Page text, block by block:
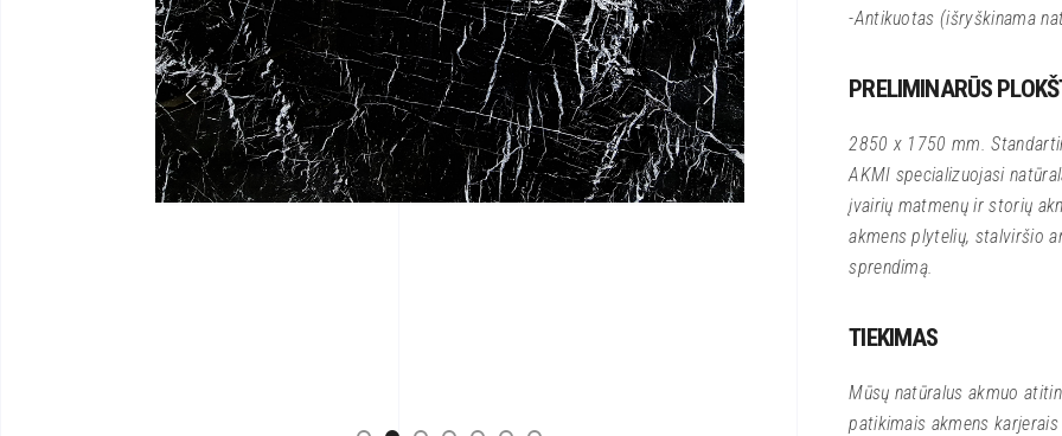
-Antikuotas (išryškinama
PRELIMINARŪS
2850 x 1750 mm.
AKMI specializuojasi
įvairių matmenų ir storių
akmens plytelių, stalviršio
sprendimą.
TIEKIMAS
Mūsų natūralus akmuo
patikimais akmens